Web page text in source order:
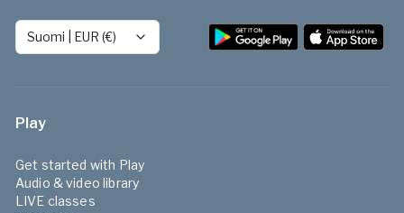
Suomi EUR (€)
Play
Get started with Play
Audio & video library
LIVE classes